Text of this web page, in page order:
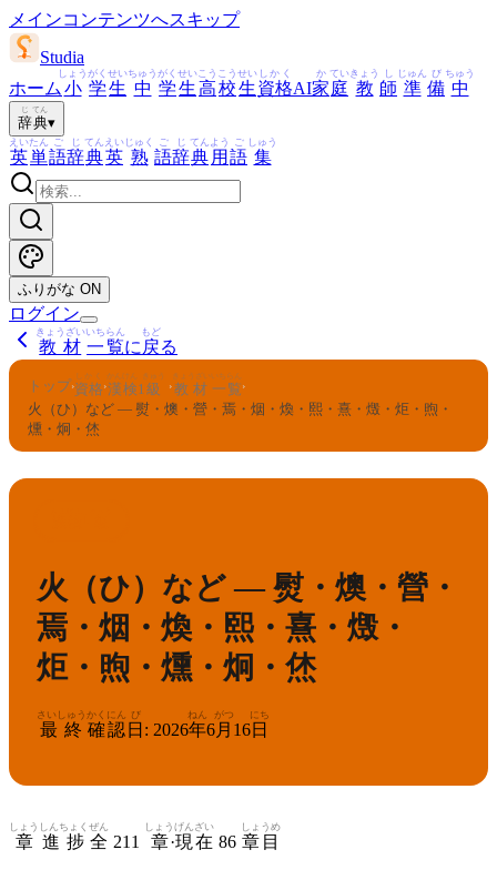
メインコンテンツへスキップ
Studia
ホーム 小
しょう
学
がく
生
せい
中
ちゅう
学
がく
生
せい
高
こう
校
こう
生
せい
資格
しかく
AI家
か
庭
てい
教
きょう
師
し
準
じゅん
備
び
中
ちゅう
辞
じ
典
てん
▾
英
えい
単
たん
語
ご
辞
じ
典
てん
英
えい
熟
じゅく
語
ご
辞
じ
典
てん
用
よう
語
ご
集
しゅう
ふりがな ON
ログイン
教材
きょうざい
一覧
いちらん
に 戻
もど
る
トップ›資格
しかく
›漢検
かんけん
1級
きゅう
› 教材
きょうざい
一覧
いちらん
›
火（ひ）など — 熨・燠・營・焉・烟・煥・熙・熹・燬・炬・煦・
燻・炯・烋
火（ひ）など — 熨・燠・營・
焉・烟・煥・熙・熹・燬・
炬・煦・燻・炯・烋
最終
さいしゅう
確認
かくにん
日
び
: 2026年
ねん
6月
がつ
16日
にち
章
しょう
進捗
しんちょく
全
ぜん
211 章
しょう
·現在
げんざい
86 章目
しょうめ